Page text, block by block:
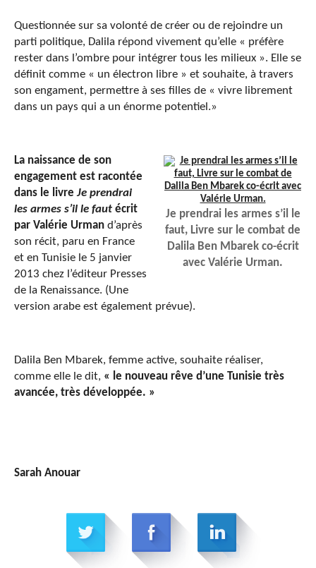
Questionnée sur sa volonté de créer ou de rejoindre un
parti politique, Dalila répond vivement qu’elle « préfère
rester dans l’ombre pour intégrer tous les milieux ». Elle se
définit comme « un électron libre » et souhaite, à travers
son engament, permettre à ses filles de « vivre librement
dans un pays qui a un énorme potentiel.»
Je prendrai les armes s’il le
faut, Livre sur le combat de
Dalila Ben Mbarek co-écrit
avec Valérie Urman.
La naissance de son
engagement est racontée
dans le livreJe prendrai
les armes s’il le faut écrit
par Valérie Urman d’après
son récit, paru en France
et en Tunisie le 5 janvier
2013 chez l’éditeur Presses
de la Renaissance. (Une
version arabe est également prévue).
Dalila Ben Mbarek, femme active, souhaite réaliser,
comme elle le dit, « le nouveau rêve d’une Tunisie très
avancée, très développée. »
Sarah Anouar